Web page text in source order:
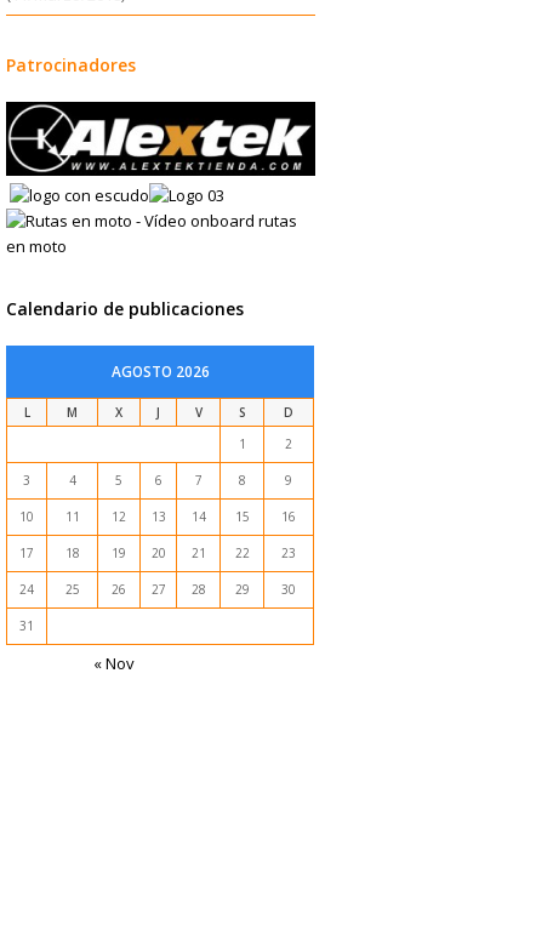
Patrocinadores
Calendario de publicaciones
AGOSTO 2026
L M X J V S
D
1
2
3 4 5 6 7 8 9
10 11 12 13 14 15 16
17 18 19 20 21 22 23
24 25 26 27 28 29 30
31
« Nov